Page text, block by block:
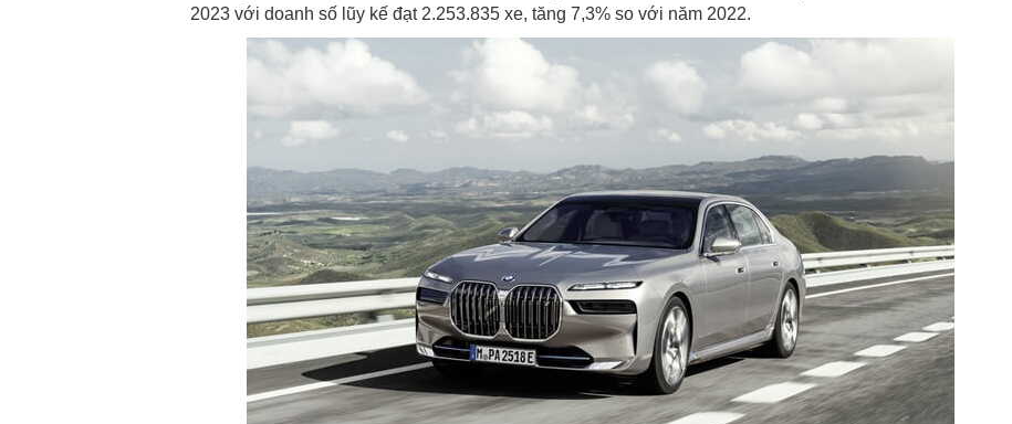
2023 với doanh số lũy kế đạt 2.253.835 xe, tăng 7,3% so với năm 2022.